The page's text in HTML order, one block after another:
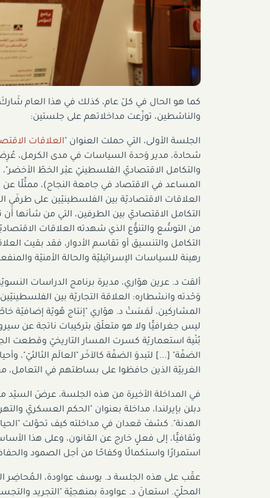
كما هو الحال في كلّ عام، كذلك في هذا العام شَاركَ
والناشطين، توزّعت مداخلاتهم على جلستين:
الجلسة الأولى، التي حملت العنوان " العلاقات
شحادة، مدير وَحدة السياسات في مدى الكرمل،
والتكامل الاقتصاديّ الفلسطينيّ عبْر الخطّ
المساعد في الاقتصاد في جامعة النجاح)،
العلاقات الاقتصاديّة بين الفلسطينيّين على طرفَيِ
التكامل الاقتصاديّ بين الطرفين، التي من شأنها أن
من التوسُّع والتنوُّع الذي شهدته العلاقات
التكامل والتنسيق أو تقاسم الأدوار، فقد بقيت
رهينة للسياسات الإسرائيليّة والحالة الأمنيّة
ألقت د. عرين هوّاري، مديرة برنامج الدراسات
وَحْدته وانشطاره: العلاقة التجاريّة بين
المشاركين، لَمَسَتْ د. هوّاري "إنتاج هُويّة إضافيّة
ليس جغرافيًّا ولا هو متعلّق بتركيبات ناتجة عن
الضفّة" [...] لتبدوَ الضفّة كالآخَر "العالَم الثالثيّ"،
الغربيّة الذين حافظوا على بساطتهم في التعامل،
في المداخلة الأخيرة من هذه الجلسة، عرضَ السيّد
دبلن بإيرلندا، مداخلة بعنوان "الحكم العسكريّ
الهدنة". كشفَ قعدان في مداخلته كيف تحوّلت
وثقافيًّا، إلى فعلٍ خارج عن القانون، وعلى هذا
استمرارًا واستكمالًا وكفاحًا من أجل الصمود
عقّب على هذه الجلسة د. يوسف عواودة، الـمُحاضِر
المحلّيّ. استعانَ د. عواودة بمنهجيّة "التجريد